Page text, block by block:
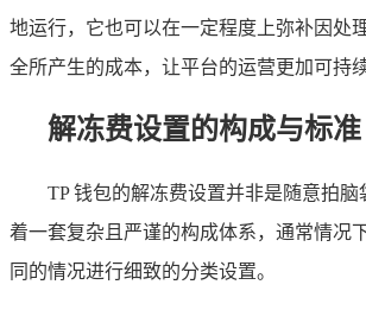
地运行，它也可以在一定程度上弥补因处
全所产生的成本，让平台的运营更加可持续
解冻费设置的构成与标准
TP 钱包的解冻费设置并非是随意拍脑
着一套复杂且严谨的构成体系，通常情况
同的情况进行细致的分类设置。